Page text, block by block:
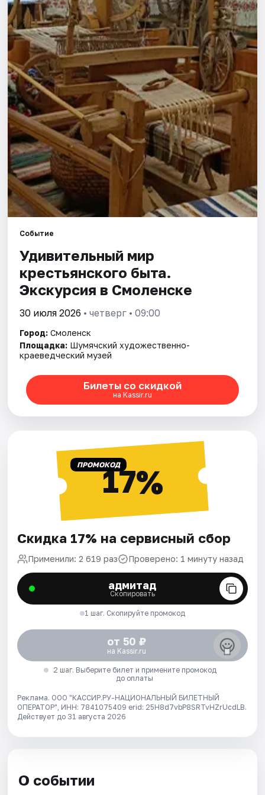
Города
Площадки
Артисты
Рейтинги
Событие
Удивительный мир
крестьянского быта.
Экскурсия в Смоленске
30 июля 2026 • четверг • 09:00
Город: Смоленск
Площадка: Шумячский художественно-
краеведческий музей
Билеты со скидкой
на Kassir.ru
ПРОМОКОД17%
Скидка 17% на сервисный сбор
Применили: 2 619 раз Проверено: 1 минуту назад
адмитад
Скопировать
1 шаг. Скопируйте промокод
от 50 ₽
на Kassir.ru
2 шаг. Выберите билет и примените промокод
до оплаты
Реклама. ООО "КАССИР.РУ-НАЦИОНАЛЬНЫЙ БИЛЕТНЫЙ
ОПЕРАТОР", ИНН: 7841075409 erid: 25H8d7vbP8SRTvHZrUcdLB.
Действует до 31 августа 2026
О событии